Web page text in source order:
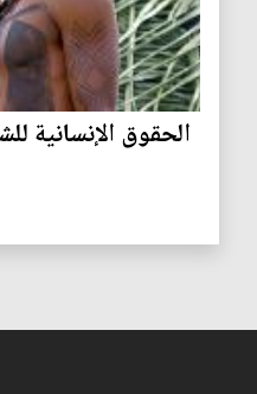
الحقوق الإنسانية